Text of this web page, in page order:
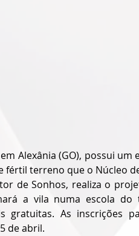
Alexânia (GO), possui
fértil terreno que o Núcleo
de Sonhos, realiza o
a vila numa escola do
gratuitas. As inscrições
de abril.